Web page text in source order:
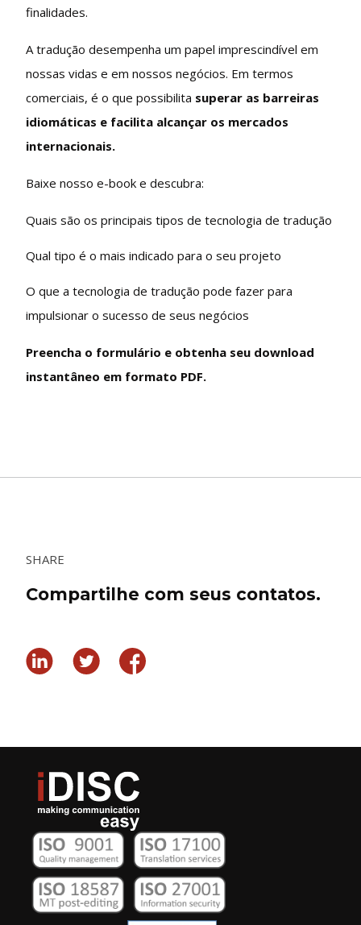
finalidades.
A tradução desempenha um papel imprescindível em
nossas vidas e em nossos negócios. Em termos
comerciais, é o que possibilita superar as barreiras
idiomáticas e facilita alcançar os mercados
internacionais.
Baixe nosso e-book e descubra:
Quais são os principais tipos de tecnologia de tradução
Qual tipo é o mais indicado para o seu projeto
O que a tecnologia de tradução pode fazer para
impulsionar o sucesso de seus negócios
Preencha o formulário e obtenha seu download
instantâneo em formato PDF.
SHARE
Compartilhe com seus contatos.